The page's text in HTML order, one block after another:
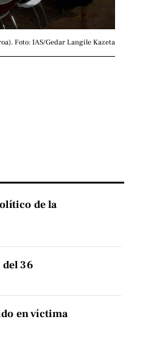
Foto: IAS/Gedar Langile Kazeta
de la
36
en víctima